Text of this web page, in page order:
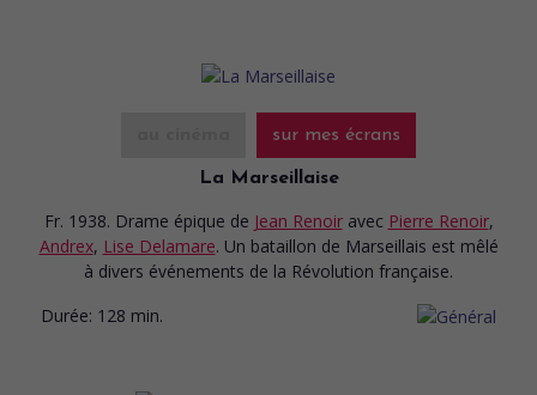
sur mes écrans
La Marseillaise
Fr. 1938. Drame épique de Jean Renoir avec Pierre Renoir,
Andrex, Lise Delamare. Un bataillon de Marseillais est mêlé
à divers événements de la Révolution française.
Durée: 128 min.